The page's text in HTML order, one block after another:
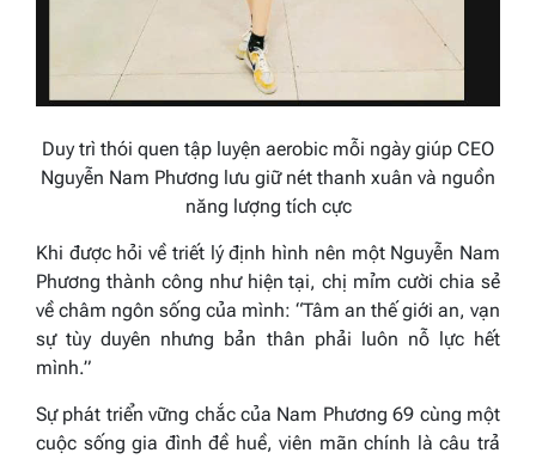
Duy trì thói quen tập luyện aerobic mỗi ngày giúp CEO
Nguyễn Nam Phương lưu giữ nét thanh xuân và nguồn
năng lượng tích cực
Khi được hỏi về triết lý định hình nên một Nguyễn Nam
Phương thành công như hiện tại, chị mỉm cười chia sẻ
về châm ngôn sống của mình: “Tâm an thế giới an, vạn
sự tùy duyên nhưng bản thân phải luôn nỗ lực hết
mình.”
Sự phát triển vững chắc của Nam Phương 69 cùng một
cuộc sống gia đình đề huề, viên mãn chính là câu trả